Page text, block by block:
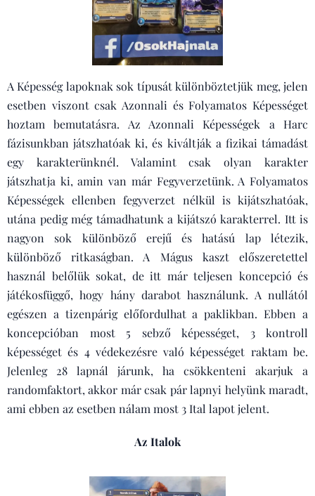
A Képesség lapoknak sok típusát különböztetjük meg, jelen
esetben viszont csak Azonnali és Folyamatos Képességet
hoztam bemutatásra. Az Azonnali Képességek a Harc
fázisunkban játszhatóak ki, és kiváltják a fizikai támadást
egy karakterünknél. Valamint csak olyan karakter
játszhatja ki, amin van már Fegyverzetünk. A Folyamatos
Képességek ellenben fegyverzet nélkül is kijátszhatóak,
utána pedig még támadhatunk a kijátszó karakterrel. Itt is
nagyon sok különböző erejű és hatású lap létezik,
különböző ritkaságban. A Mágus kaszt előszeretettel
használ belőlük sokat, de itt már teljesen koncepció és
játékosfüggő, hogy hány darabot használunk. A nullától
egészen a tizenpárig előfordulhat a paklikban. Ebben a
koncepcióban most 5 sebző képességet, 3 kontroll
képességet és 4 védekezésre való képességet raktam be.
Jelenleg 28 lapnál járunk, ha csökkenteni akarjuk a
randomfaktort, akkor már csak pár lapnyi helyünk maradt,
ami ebben az esetben nálam most 3 Ital lapot jelent.
Az Italok